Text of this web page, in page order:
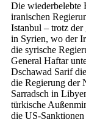
Die wiederbelebte
iranischen
Istanbul – trotz der
in Syrien, wo der
die syrische
General Haftar
Dschawad Sarif
die Regierung der
Sarradsch in
türkische
die US-Sanktionen